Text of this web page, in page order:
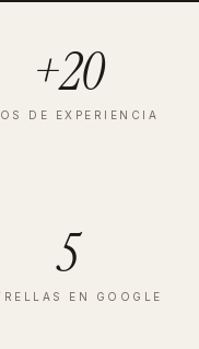
+20
DE EXPERIENCIA
5
EN GOOGLE